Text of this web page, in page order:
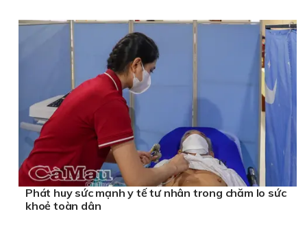
Phát huy sức mạnh y tế tư nhân trong chăm lo sức
khoẻ toàn dân